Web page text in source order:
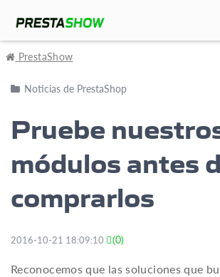
PrestaShow
Noticias de PrestaShop
Pruebe
módulos antes
comprarlos
2016-10-21 18:09:10 (0)
Reconocemos que las soluciones que